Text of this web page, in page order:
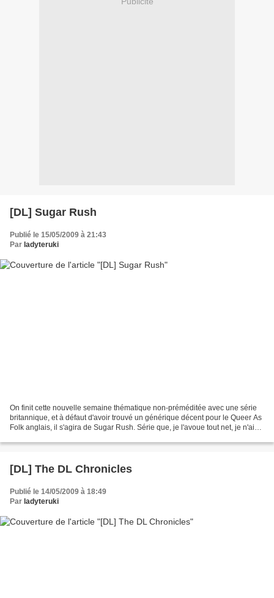
[DL] Sugar Rush
Publié le 15/05/2009 à 21:43
Par ladyteruki
On finit cette nouvelle semaine thématique non-préméditée avec une série
britannique, et à défaut d'avoir trouvé un générique décent pour le Queer As
Folk anglais, il s'agira de Sugar Rush. Série que, je l'avoue tout net, je n'ai
[DL] The DL Chronicles
Publié le 14/05/2009 à 18:49
Par ladyteruki